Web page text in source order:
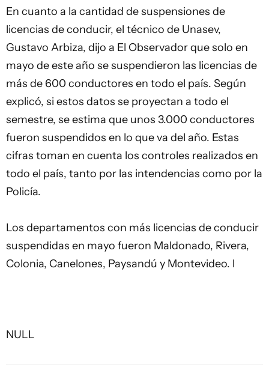
En cuanto a la cantidad de suspensiones de
licencias de conducir, el técnico de Unasev,
Gustavo Arbiza, dijo a El Observador que solo en
mayo de este año se suspendieron las licencias de
más de 600 conductores en todo el país. Según
explicó, si estos datos se proyectan a todo el
semestre, se estima que unos 3.000 conductores
fueron suspendidos en lo que va del año. Estas
cifras toman en cuenta los controles realizados en
todo el país, tanto por las intendencias como por la
Policía.
Los departamentos con más licencias de conducir
suspendidas en mayo fueron Maldonado, Rivera,
Colonia, Canelones, Paysandú y Montevideo. l
NULL